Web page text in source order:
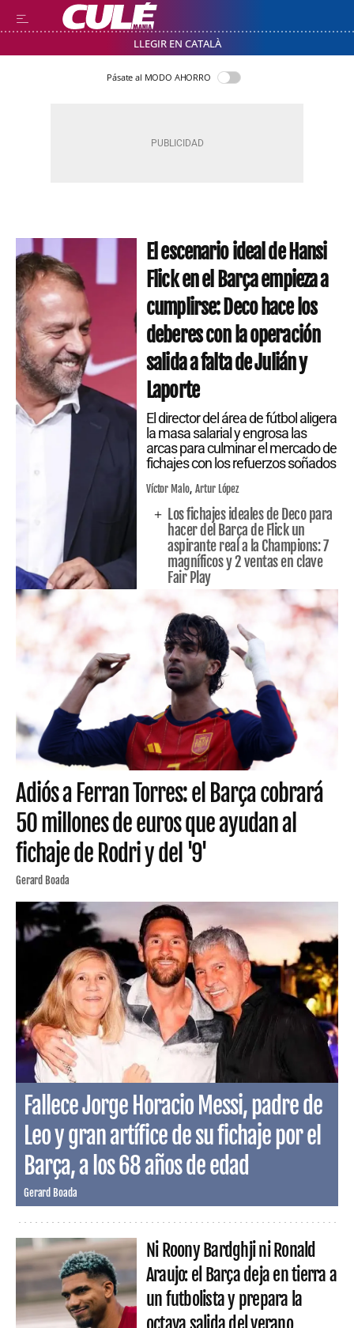
LLEGIR EN CATALÀ
Pásate al MODO AHORRO
El escenario ideal de Hansi
Flick en el Barça empieza a
cumplirse: Deco hace los
deberes con la operación
salida a falta de Julián y
Laporte
El director del área de fútbol aligera
la masa salarial y engrosa las
arcas para culminar el mercado de
fichajes con los refuerzos soñados
Víctor Malo Artur López
Los fichajes ideales de Deco para
hacer del Barça de Flick un
aspirante real a la Champions: 7
magníficos y 2 ventas en clave
Fair Play
Adiós a Ferran Torres: el Barça cobrará
50 millones de euros que ayudan al
fichaje de Rodri y del '9'
Gerard Boada
Fallece Jorge Horacio Messi, padre de
Leo y gran artífice de su fichaje por el
Barça, a los 68 años de edad
Gerard Boada
Ni Roony Bardghji ni Ronald
Araujo: el Barça deja en tierra a
un futbolista y prepara la
octava salida del verano